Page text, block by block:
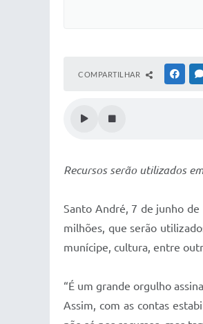
COMPARTILHAR
Recursos serão utilizados
Santo André, 7 de junho
milhões, que serão
munícipe, cultura, entre
“É um grande orgulho
Assim, com as contas